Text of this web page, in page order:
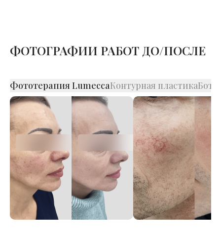
ФОТОГРАФИИ РАБОТ ДО/ПОСЛЕ
Фототерапия LumeccaКонтурная пластика